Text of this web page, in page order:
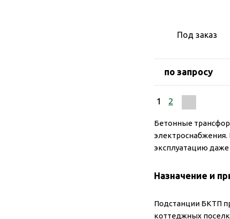
Под заказ
по запросу
1 2
Бетонные
эксплуатацию даже
Назначение и
Подстанции БКТП
коттеджных